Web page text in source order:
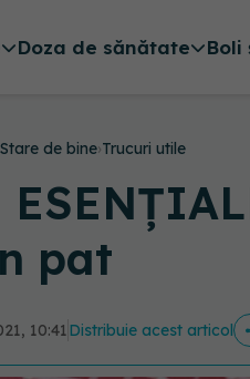
Doza de sănătate Boli
Stare de bine›Trucuri utile
pat
10:41Distribuie acest articol